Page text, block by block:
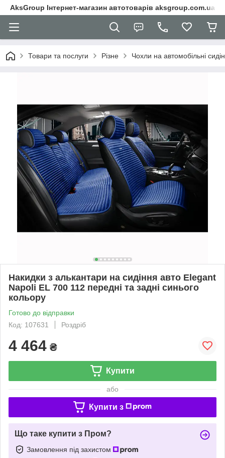
AksGroup Інтернет-магазин автотоварів aksgroup.com.ua
Товари та послуги Різне Чохли на автомобільні
Накидки з алькантари на сидіння авто Elegant
Napoli EL 700 112 передні та задні синього
кольору
Готово до відправки
Код: 107631
Роздріб
4 464 ₴
Купити
або
Купити з
Що таке купити з Пром?
Замовлення під захистом